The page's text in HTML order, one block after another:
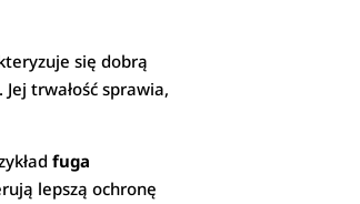
się dobrą
trwałość sprawia,
fuga
lepszą ochronę